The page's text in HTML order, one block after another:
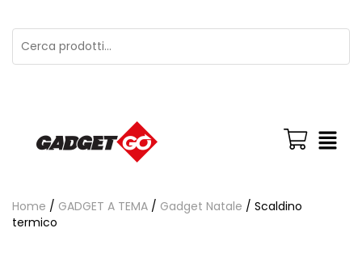
Home / GADGET A TEMA / Gadget Natale / Scaldino
termico